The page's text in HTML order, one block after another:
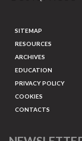
SITEMAP
RESOURCES
ARCHIVES
EDUCATION
PRIVACY POLICY
COOKIES
CONTACTS